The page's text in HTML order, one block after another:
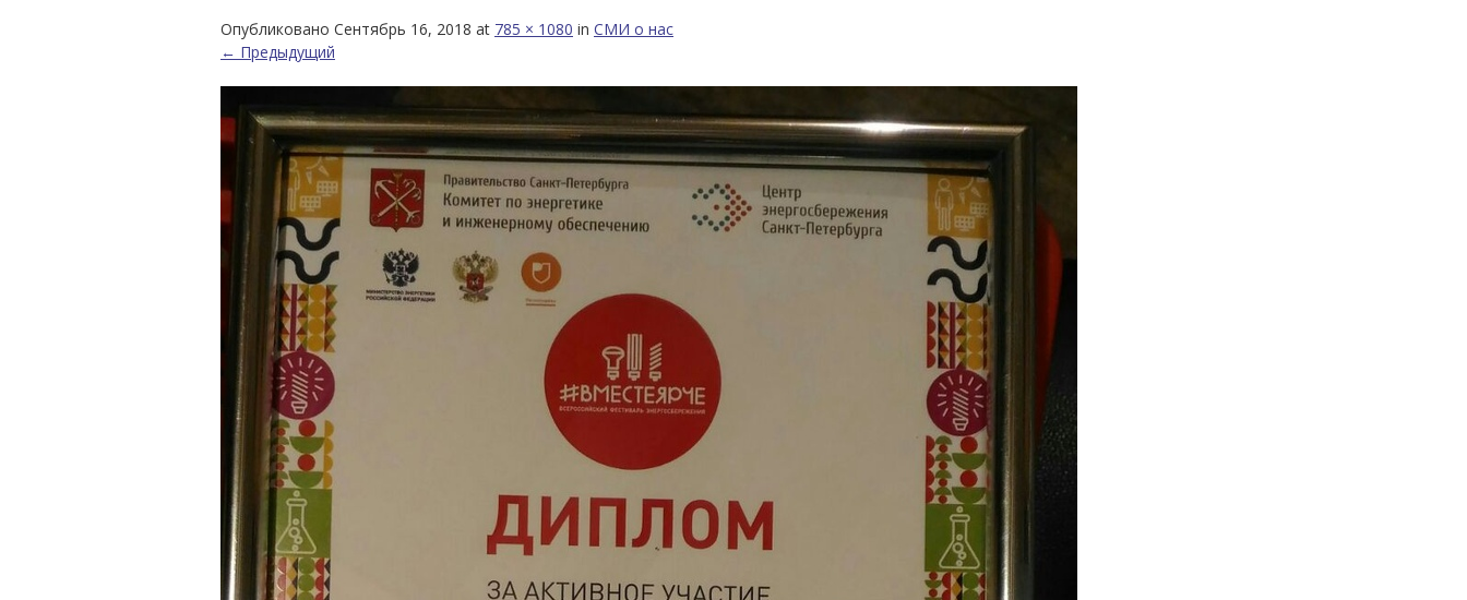
Опубликовано Сентябрь 16, 2018 at 785 × 1080 in СМИ о нас
← Предыдущий